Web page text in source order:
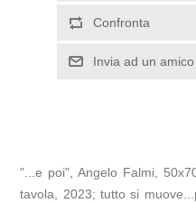
Confronta
Invia ad un amico
"...e poi", Angelo Falmi,
tavola, 2023; tutto si